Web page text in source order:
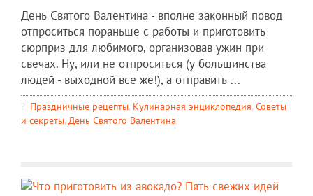
День Святого Валентина - вполне законный повод
отпроситься пораньше с работы и приготовить
сюрприз для любимого, организовав ужин при
свечах. Ну, или не отпроситься (у большинства
людей - выходной все же!), а отправить ...
Праздничные рецепты, Кулинарная энциклопедия, Советы
и секреты, День Святого Валентина